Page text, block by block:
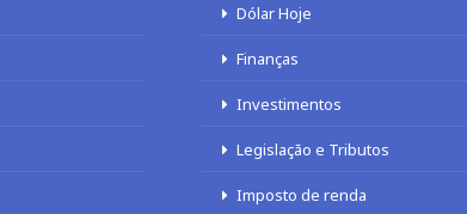
Dólar Hoje
Finanças
Investimentos
Legislação e Tributos
Imposto de renda